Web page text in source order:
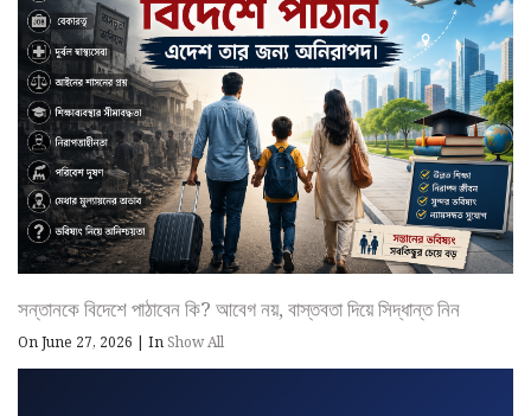
সন্তানকে বিদেশে পাঠাবেন কি? আবেগ নয়, বাস্তবতা দিয়ে সিদ্ধান্ত নিন
On June 27, 2026 | InShow All